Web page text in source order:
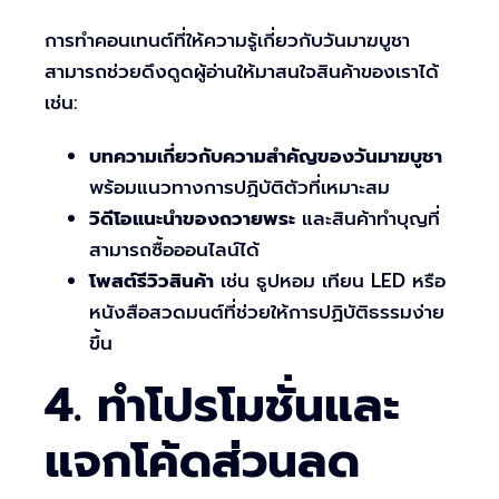
การทำคอนเทนต์ที่ให้ความรู้เกี่ยวกับวันมาฆบูชา
สามารถช่วยดึงดูดผู้อ่านให้มาสนใจสินค้าของเราได้
เช่น:
บทความเกี่ยวกับความสำคัญของวันมาฆบูชา
พร้อมแนวทางการปฏิบัติตัวที่เหมาะสม
วิดีโอแนะนำของถวายพระ และสินค้าทำบุญที่
สามารถซื้อออนไลน์ได้
โพสต์รีวิวสินค้า เช่น ธูปหอม เทียน LED หรือ
หนังสือสวดมนต์ที่ช่วยให้การปฏิบัติธรรมง่าย
ขึ้น
4. ทำโปรโมชั่นและ
แจกโค้ดส่วนลด